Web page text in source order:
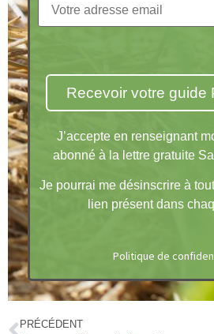
J’accepte en renseignant
abonné à la lettre gratuite
Je pourrai me désinscrire à
lien présent dans
Politique de
PRÉCÉDENT